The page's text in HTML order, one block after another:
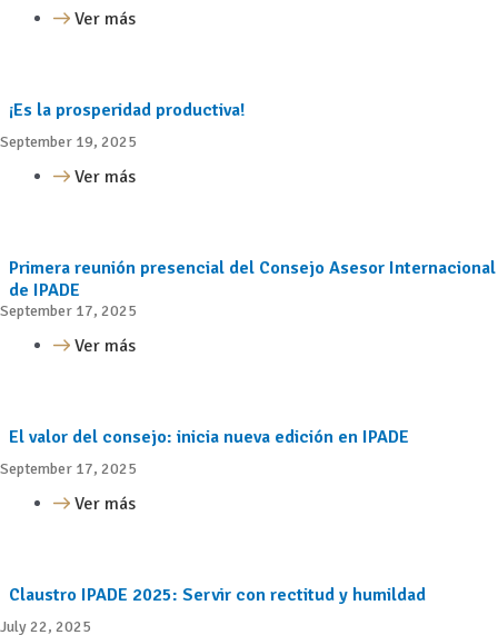
Ver más
¡Es la prosperidad productiva!
September 19, 2025
Ver más
Primera reunión presencial del Consejo Asesor Internacional
de IPADE
September 17, 2025
Ver más
El valor del consejo: inicia nueva edición en IPADE
September 17, 2025
Ver más
Claustro IPADE 2025: Servir con rectitud y humildad
July 22, 2025